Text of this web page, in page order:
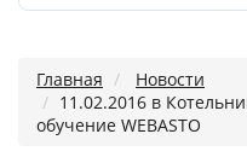
Главная
Новости
11.02.2016 в
обучение WEBASTO